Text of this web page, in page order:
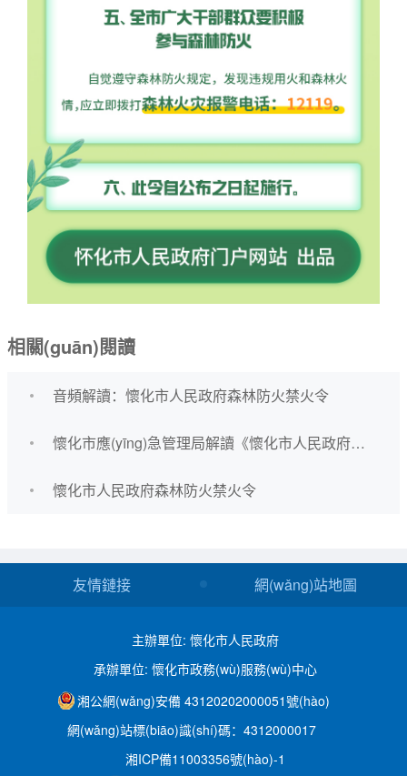
相關(guān)閱讀
音頻解讀：懷化市人民政府森林防火禁火令
懷化市應(yīng)急管理局解讀《懷化市人民政府森林防火禁火令》
懷化市人民政府森林防火禁火令
友情鏈接 網(wǎng)站地圖
主辦單位: 懷化市人民政府
承辦單位: 懷化市政務(wù)服務(wù)中心
湘公網(wǎng)安備 43120202000051號(hào)
網(wǎng)站標(biāo)識(shí)碼：4312000017
湘ICP備11003356號(hào)-1